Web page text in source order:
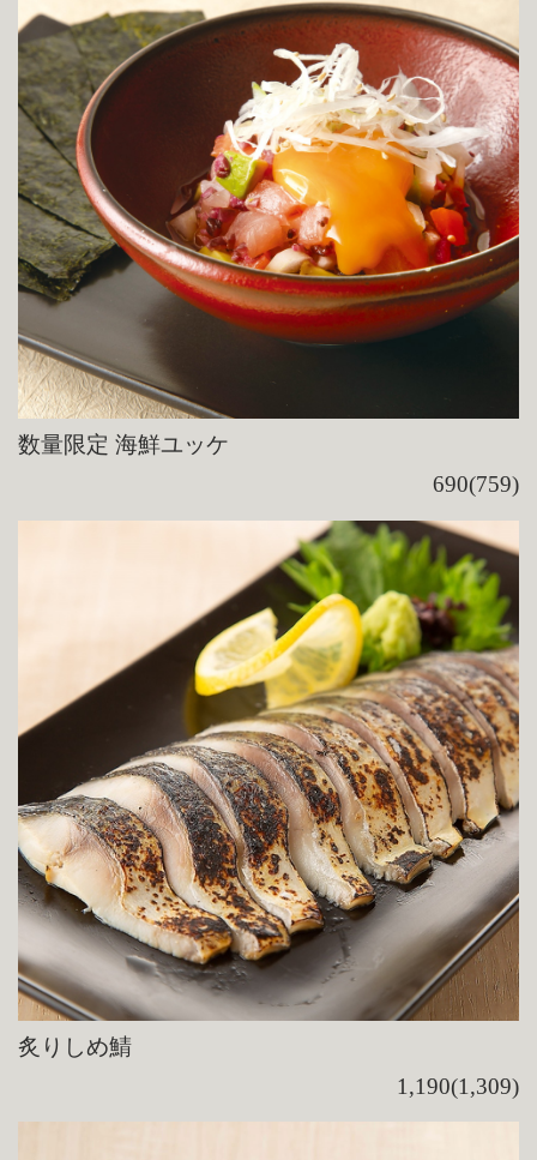
数量限定 海鮮ユッケ
690(759)
炙りしめ鯖
1,190(1,309)